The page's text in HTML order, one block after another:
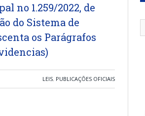
no 1.259/2022, de
do Sistema de
os Parágrafos
LEIS, PUBLICAÇÕES OFICIAIS